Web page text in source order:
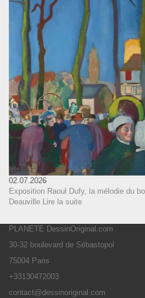
02.07.2026
Exposition Raoul Dufy, la mélodie du
Deauville Lire la suite
PLANETE DessinOriginal.com
30-32 boulevard de Sébastopol
75004 Paris
+33130472003
contact@dessinoriginal.com